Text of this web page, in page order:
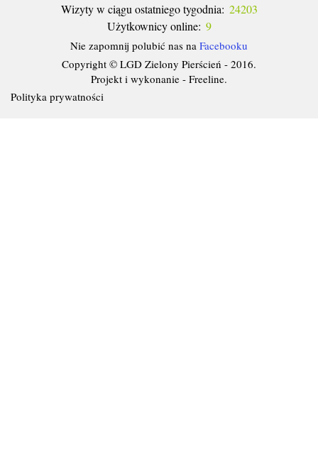
Wizyty w ciągu ostatniego tygodnia: 24203
Użytkownicy online: 9
Nie zapomnij polubić nas na Facebooku
Copyright © LGD Zielony Pierścień - 2016.
Projekt i wykonanie - Freeline.
Polityka prywatności